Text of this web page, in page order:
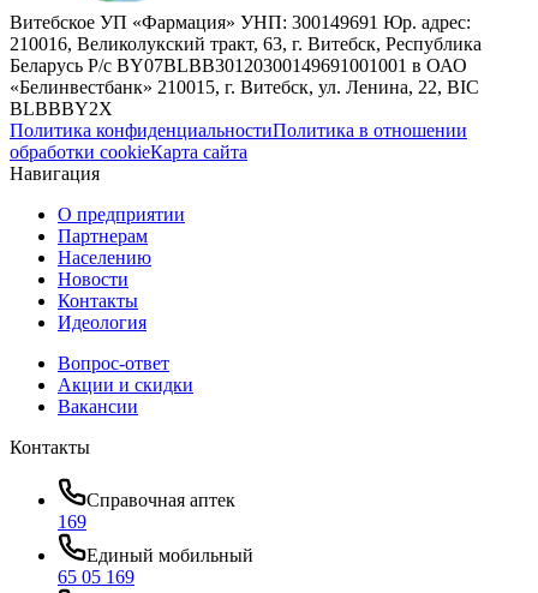
Витебское УП «Фармация» УНП: 300149691 Юр. адрес:
210016, Великолукский тракт, 63, г. Витебск, Республика
Беларусь Р/с BY07BLBB30120300149691001001 в ОАО
«Белинвестбанк» 210015, г. Витебск, ул. Ленина, 22, BIC
BLBBBY2X
Политика конфиденциальностиПолитика в отношении
обработки cookieКарта сайта
Навигация
О предприятии
Партнерам
Населению
Новости
Контакты
Идеология
Вопрос-ответ
Акции и скидки
Вакансии
Контакты
Справочная аптек
169
Единый мобильный
65 05 169